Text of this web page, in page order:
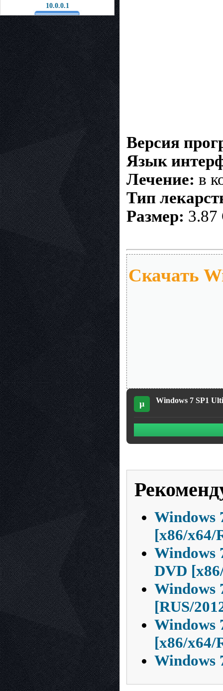
10.0.0.1
Версия
Язык
Лечение: в
Тип
Размер: 3.87
Скачать
µ Windows 7 SP1
Windows
[x86/x64/
Windows
DVD
Windows
[RUS/
Windows
[x86/x64/
Windows